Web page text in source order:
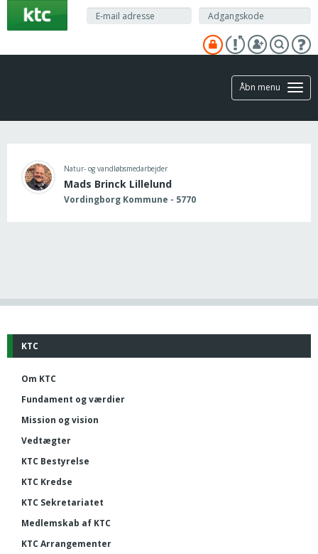
hovedindhold
Åbn menu
Natur- og vandløbsmedarbejder
Mads Brinck Lillelund
Vordingborg Kommune - 5770
KTC
Om KTC
Fundament og værdier
Mission og vision
Vedtægter
KTC Bestyrelse
KTC Kredse
KTC Sekretariatet
Medlemskab af KTC
KTC Arrangementer